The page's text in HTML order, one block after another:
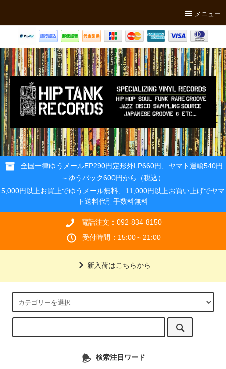
メニュー
全国一律ゆうメールEP290円定形外LP660円、ヤマト運輸540円
～ゆうパック600円から（税込）
5,000円以上お買上でゆうメール無料、11,000円以上お買い上げでヤマ
ト送料代引手数料無料
電話注文：092-834-8150
受付時間：15:00～21:00
新入荷はこちらから
検索注目ワード